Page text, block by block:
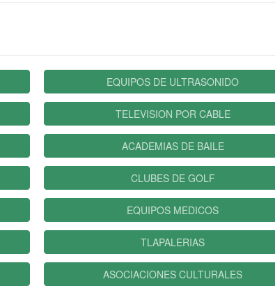
EQUIPOS DE ULTRASONIDO
TELEVISION POR CABLE
ACADEMIAS DE BAILE
CLUBES DE GOLF
EQUIPOS MEDICOS
TLAPALERIAS
ASOCIACIONES CULTURALES